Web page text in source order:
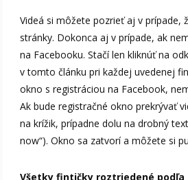
Videá si môžete pozrieť aj v prípade,
stránky. Dokonca aj v prípade, ak
na Facebooku. Stačí len kliknúť na
v tomto článku pri každej uvedenej
okno s registráciou na Facebook,
Ak bude registračné okno prekrývať
na krížik, prípadne dolu na drobný
now“). Okno sa zatvorí a môžete si
Všetky fintičky roztriedené